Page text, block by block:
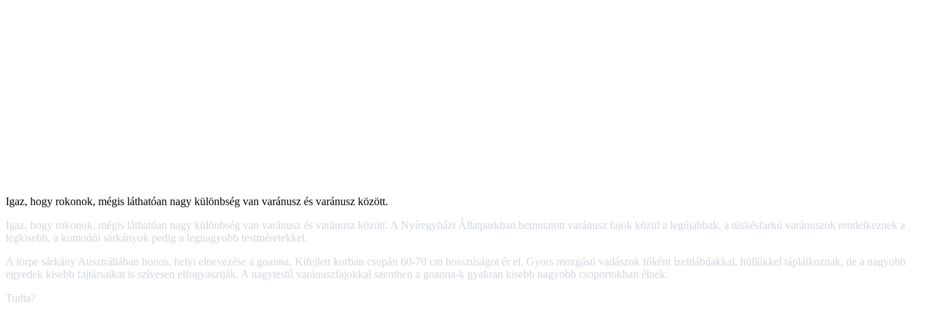
Igaz, hogy rokonok, mégis láthatóan nagy különbség van varánusz és varánusz között.
Igaz, hogy rokonok, mégis láthatóan nagy különbség van varánusz és varánusz között. A Nyíregyházi Állatparkban bemutatott varánusz fajok közül a legújabbak, a tüskésfarkú varánuszok rendelkeznek a
legkisebb, a komodói sárkányok pedig a legnagyobb testméretekkel.
A törpe sárkány Ausztráliában honos, helyi elnevezése a goanna. Kifejlett korban csupán 60-70 cm hosszúságot ér el. Gyors mozgású vadászok főként ízeltlábúakkal, hüllűkkel táplálkoznak, de a nagyobb
egyedek kisebb fajtársaikat is szívesen elfogyasztják. A nagytestű varánuszfajokkal szemben a goanna-k gyakran kisebb nagyobb csoportokban élnek.
Tudta?